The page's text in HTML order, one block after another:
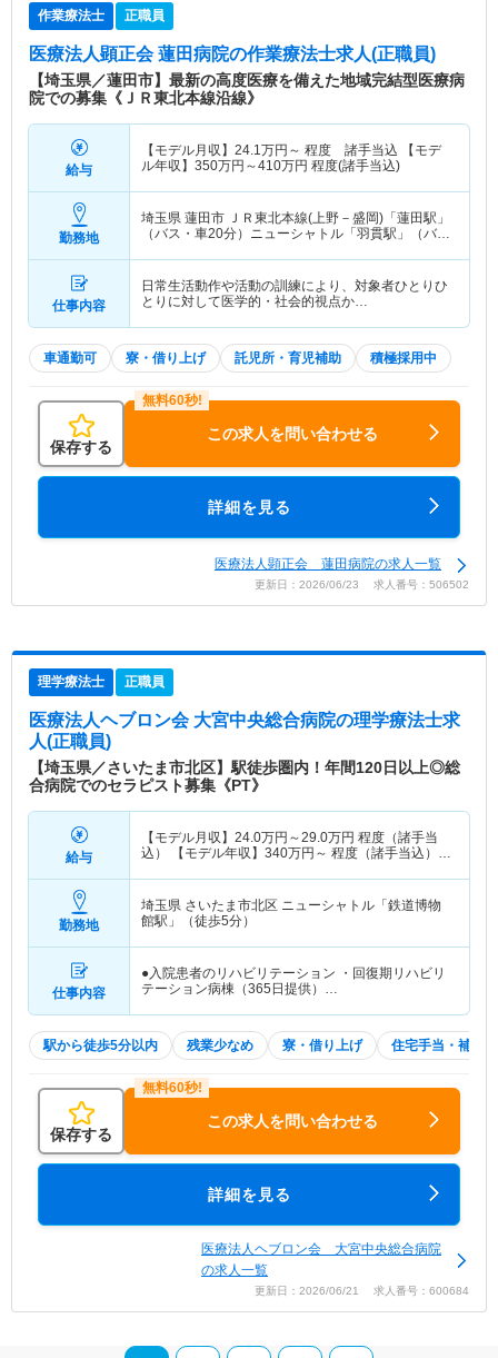
作業療法士 正職員
医療法人顕正会 蓮田病院の作業療法士求人(正職員)
【埼玉県／蓮田市】最新の高度医療を備えた地域完結型医療病
院での募集《ＪＲ東北本線沿線》
給与
【モデル月収】 24.1万円～ 程度 諸手当込 【モデ
ル年収】 350万円～410万円 程度(諸手当込)
勤務地
埼玉県 蓮田市 ＪＲ東北本線(上野－盛岡)「蓮田駅」
（バス・車20分）ニューシャトル「羽貫駅」（バ
仕事内容
日常生活動作や活動の訓練により、対象者ひとりひ
とりに対して医学的・社会的視点か…
車通勤可 寮・借り上げ 託児所・育児補助 積極採用中
保存する
この求人を問い合わせる
詳細を見る
医療法人顕正会 蓮田病院の求人一覧
更新日：2026/06/23 求人番号：506502
理学療法士 正職員
医療法人ヘブロン会 大宮中央総合病院の理学療法士求
人(正職員)
【埼玉県／さいたま市北区】駅徒歩圏内！年間120日以上◎総
合病院でのセラピスト募集《PT》
給与
【モデル月収】 24.0万円～29.0万円 程度（諸手当
込） 【モデル年収】 340万円～ 程度（諸手当込）
勤務地
埼玉県 さいたま市北区 ニューシャトル「鉄道博物
館駅」（徒歩5分）
仕事内容
●入院患者のリハビリテーション ・回復期リハビリ
テーション病棟（365日提供）…
駅から徒歩5分以内 残業少なめ 寮・借り上げ 住宅手当・補助
保存する
この求人を問い合わせる
詳細を見る
医療法人ヘブロン会 大宮中央総合病院
の求人一覧
更新日：2026/06/21 求人番号：600684